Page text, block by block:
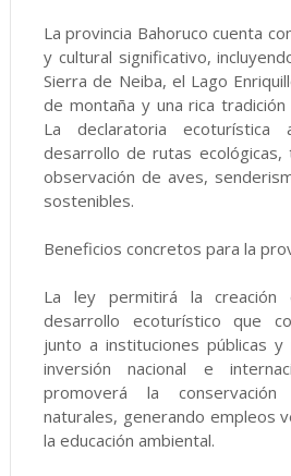
La provincia Bahoruco cuenta
y cultural significativo,
Sierra de Neiba, el Lago
de montaña y una rica
La declaratoria
desarrollo de rutas ecológicas,
observación de aves,
sostenibles.
Beneficios concretos para la
La ley permitirá la
desarrollo ecoturístico que
junto a instituciones públicas y
inversión nacional e
promoverá la
naturales, generando empleos
la educación ambiental.